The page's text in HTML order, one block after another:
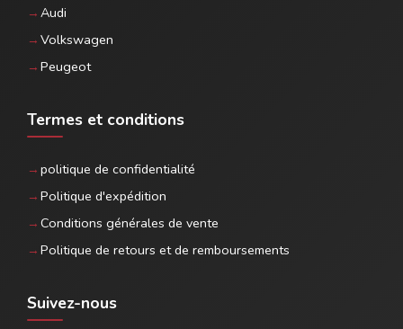
Audi
Volkswagen
Peugeot
Termes et conditions
politique de confidentialité
Politique d'expédition
Conditions générales de vente
Politique de retours et de remboursements
Suivez-nous